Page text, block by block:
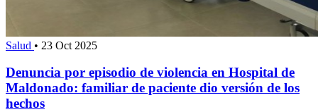
Salud • 23 Oct 2025
Denuncia por episodio de violencia en Hospital de
Maldonado: familiar de paciente dio versión de los
hechos